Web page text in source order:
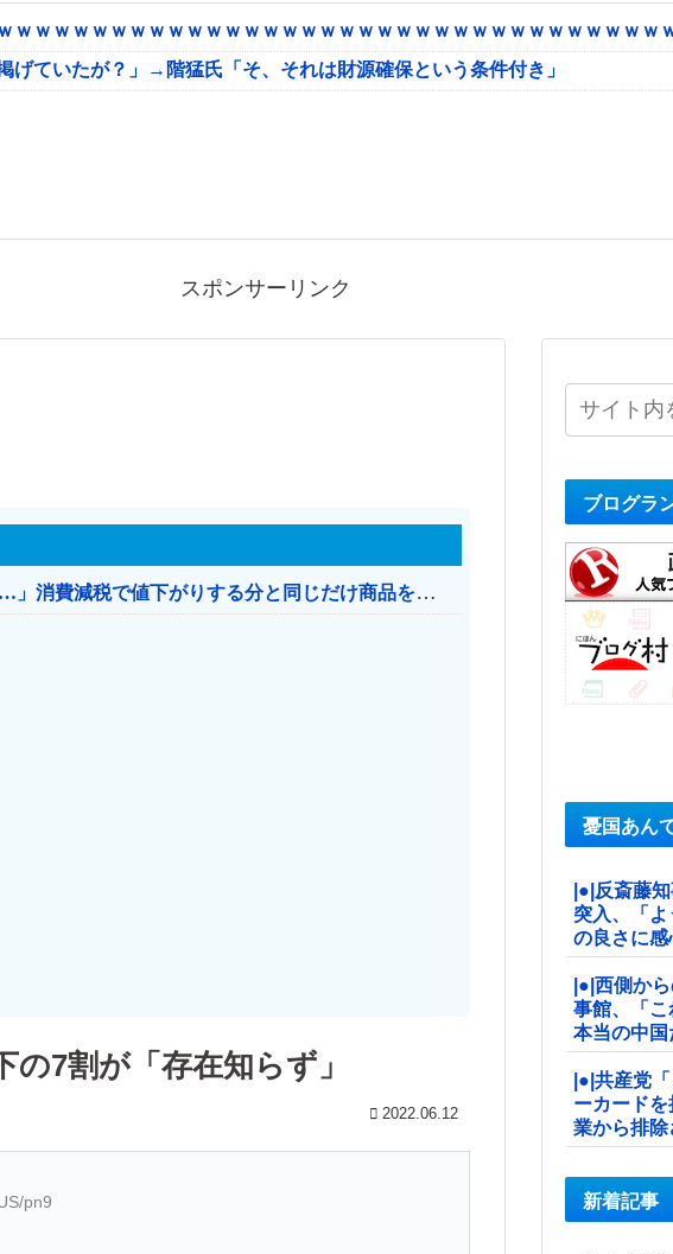
ｗｗｗｗｗｗｗｗｗｗｗｗｗｗｗｗｗｗｗｗｗｗｗｗｗｗｗｗｗｗｗｗｗ
ていたが？」→階猛氏「そ、それは財源確保という条件付き」
スポンサーリンク
【消費税率1％】 「下げるのが筋なんですけど…」消費減税で値下がりする分と同じだけ商品を値上げして店頭価格を変えない店も
7割が「存在知らず」
2022.06.12
pn9
ブログラ
憂国あん
|●|反斎藤
突入、「
の良さに
|●|西側か
事館、「
本当の中
|●|共産党
ーカード
業から排除
新着記事